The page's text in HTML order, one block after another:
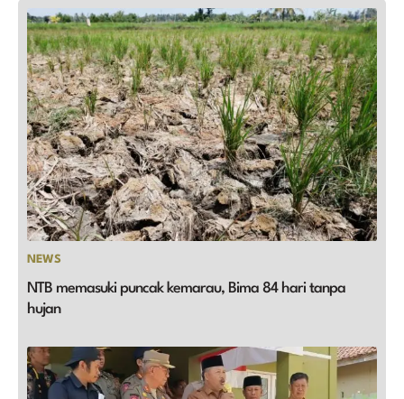
NEWS
NTB memasuki puncak kemarau, Bima 84 hari tanpa
hujan